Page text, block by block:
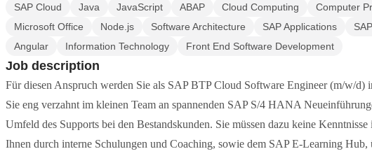
SAP Cloud Java JavaScript ABAP Cloud Computing Computer
Microsoft Office
Node.js Software Architecture SAP Applications
Angular
Information Technology Front End Software Development
Job description
Für diesen Anspruch werden Sie als SAP BTP Cloud Software Engineer (m/w/d)
Sie eng verzahnt im kleinen Team an spannenden SAP S/4 HANA
Umfeld des Supports bei den Bestandskunden. Sie müssen dazu keine
Ihnen durch interne Schulungen und Coaching, sowie dem SAP E-Learning